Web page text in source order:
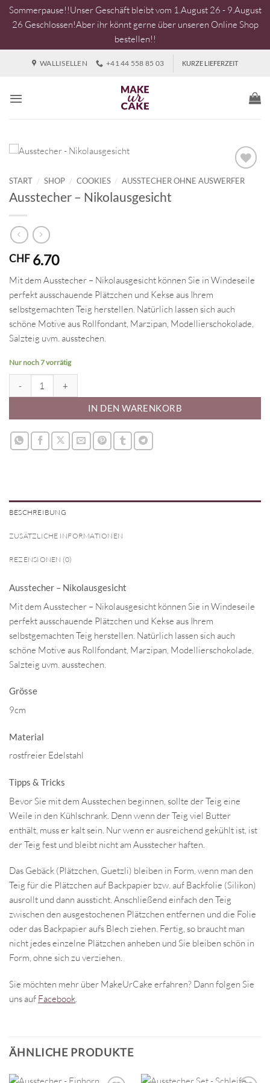
Sommerpause!!Unser Geschäft bleibt vom 1.August 26 - 9.August
26 Geschlossen!Aber ihr könnt gerne über unseren Online Shop
bestellen!!
WALLISELLEN +41 44 558 85 03 KURZE LIEFERZEIT
START / SHOP / COOKIES / AUSSTECHER OHNE AUSWERFER
Ausstecher – Nikolausgesicht
CHF 6.70
Mit dem Ausstecher – Nikolausgesicht können Sie in Windeseile
perfekt ausschauende Plätzchen und Kekse aus Ihrem
selbstgemachten Teig herstellen. Natürlich lassen sich auch
schöne Motive aus Rollfondant, Marzipan, Modellierschokolade,
Salzteig uvm. ausstechen.
Nur noch 7 vorrätig
IN DEN WARENKORB
BESCHREIBUNG
ZUSÄTZLICHE INFORMATIONEN
REZENSIONEN (0)
Ausstecher – Nikolausgesicht
Mit dem Ausstecher – Nikolausgesicht können Sie in Windeseile
perfekt ausschauende Plätzchen und Kekse aus Ihrem
selbstgemachten Teig herstellen. Natürlich lassen sich auch
schöne Motive aus Rollfondant, Marzipan, Modellierschokolade,
Salzteig uvm. ausstechen.
Grösse
9cm
Material
rostfreier Edelstahl
Tipps & Tricks
Bevor Sie mit dem Ausstechen beginnen, sollte der Teig eine
Weile in den Kühlschrank. Denn wenn der Teig viel Butter
enthält, muss er kalt sein. Nur wenn er ausreichend gekühlt ist, ist
der Teig fest und bleibt nicht am Ausstecher haften.
Das Gebäck (Plätzchen, Guetzli) bleiben in Form, wenn man den
Teig für die Plätzchen auf Backpapier bzw. auf Backfolie (Silikon)
ausrollt und dann aussticht. Anschließend einfach den Teig
zwischen den ausgestochenen Plätzchen entfernen und die Folie
oder das Backpapier aufs Blech ziehen. Fertig, so braucht man
nicht jedes einzelne Plätzchen anheben und Sie bleiben schön in
Form, ohne sich zu verziehen.
Sie möchten mehr über MakeUrCake erfahren? Dann folgen Sie
uns auf Facebook.
ÄHNLICHE PRODUKTE